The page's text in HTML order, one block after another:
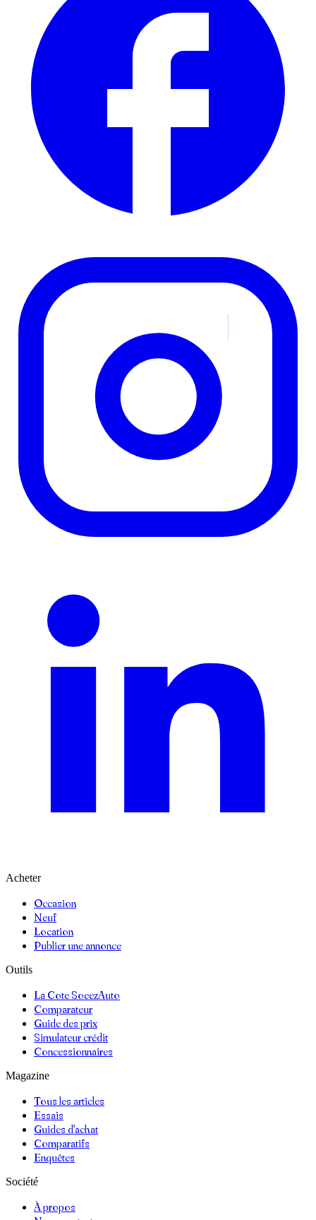
Acheter
Occasion
Neuf
Location
Publier une annonce
Outils
La Cote SoeezAuto
Comparateur
Guide des prix
Simulateur crédit
Concessionnaires
Magazine
Tous les articles
Essais
Guides d'achat
Comparatifs
Enquêtes
Société
À propos